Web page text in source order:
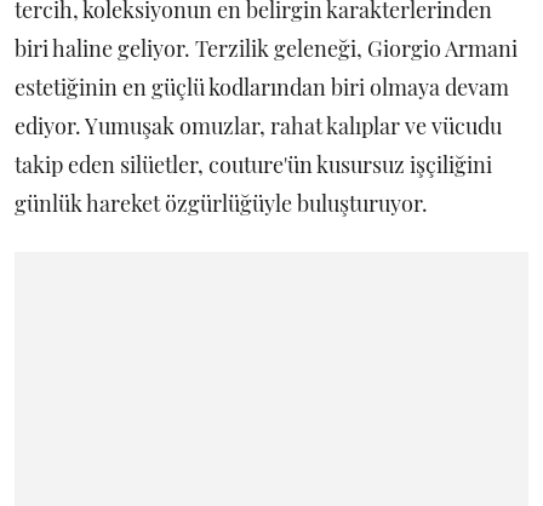
tercih, koleksiyonun en belirgin karakterlerinden
biri haline geliyor. Terzilik geleneği, Giorgio Armani
estetiğinin en güçlü kodlarından biri olmaya devam
ediyor. Yumuşak omuzlar, rahat kalıplar ve vücudu
takip eden silüetler, couture'ün kusursuz işçiliğini
günlük hareket özgürlüğüyle buluşturuyor.